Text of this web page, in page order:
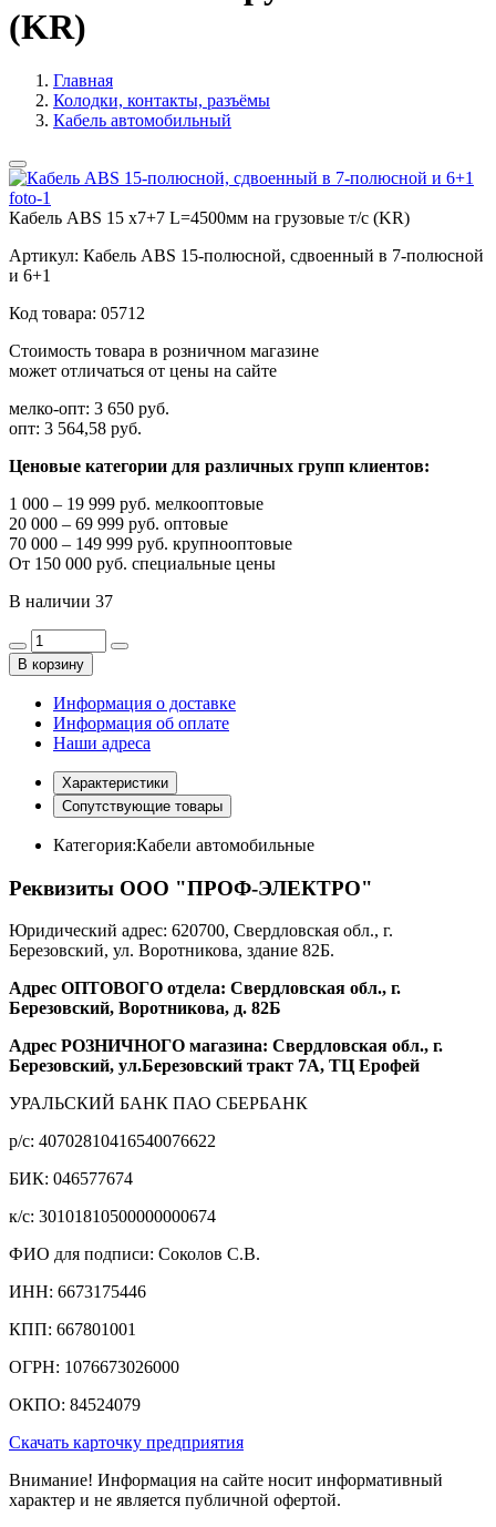
(KR)
Главная
Колодки, контакты, разъёмы
Кабель автомобильный
Кабель ABS 15 х7+7 L=4500мм на грузовые т/с (KR)
Артикул: Кабель ABS 15-полюсной, сдвоенный в 7-полюсной
и 6+1
Код товара: 05712
Стоимость товара в розничном магазине
может отличаться от цены на сайте
мелко-опт: 3 650 руб.
опт: 3 564,58 руб.
Ценовые категории для различных групп клиентов:
1 000 – 19 999 руб. мелкооптовые
20 000 – 69 999 руб. оптовые
70 000 – 149 999 руб. крупнооптовые
От 150 000 руб. специальные цены
В наличии 37
В корзину
Информация о доставке
Информация об оплате
Наши адреса
Характеристики
Сопутствующие товары
Категория:Кабели автомобильные
Реквизиты ООО "ПРОФ-ЭЛЕКТРО"
Юридический адрес: 620700, Свердловская обл., г.
Березовский, ул. Воротникова, здание 82Б.
Адрес ОПТОВОГО отдела: Свердловская обл., г.
Березовский, Воротникова, д. 82Б
Адрес РОЗНИЧНОГО магазина: Свердловская обл., г.
Березовский, ул.Березовский тракт 7А, ТЦ Ерофей
УРАЛЬСКИЙ БАНК ПАО СБЕРБАНК
р/c: 40702810416540076622
БИК: 046577674
к/c: 30101810500000000674
ФИО для подписи: Соколов С.В.
ИНН: 6673175446
КПП: 667801001
ОГРН: 1076673026000
ОКПО: 84524079
Скачать карточку предприятия
Внимание! Информация на сайте носит информативный
характер и не является публичной офертой.